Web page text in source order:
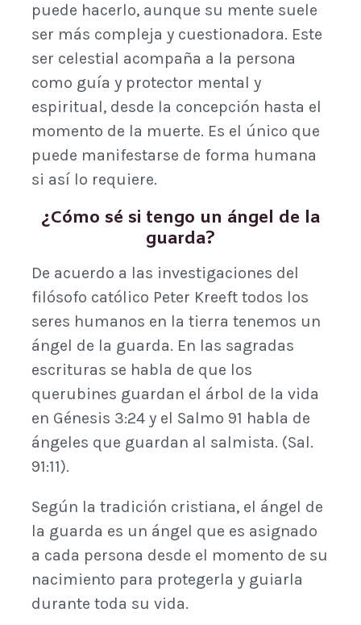
puede hacerlo, aunque su mente suele
ser más compleja y cuestionadora. Este
ser celestial acompaña a la persona
como guía y protector mental y
espiritual, desde la concepción hasta el
momento de la muerte. Es el único que
puede manifestarse de forma humana
si así lo requiere.
¿Cómo sé si tengo un ángel de la
guarda?
De acuerdo a las investigaciones del
filósofo católico Peter Kreeft todos los
seres humanos en la tierra tenemos un
ángel de la guarda. En las sagradas
escrituras se habla de que los
querubines guardan el árbol de la vida
en Génesis 3:24 y el Salmo 91 habla de
ángeles que guardan al salmista. (Sal.
91:11).
Según la tradición cristiana, el ángel de
la guarda es un ángel que es asignado
a cada persona desde el momento de su
nacimiento para protegerla y guiarla
durante toda su vida.